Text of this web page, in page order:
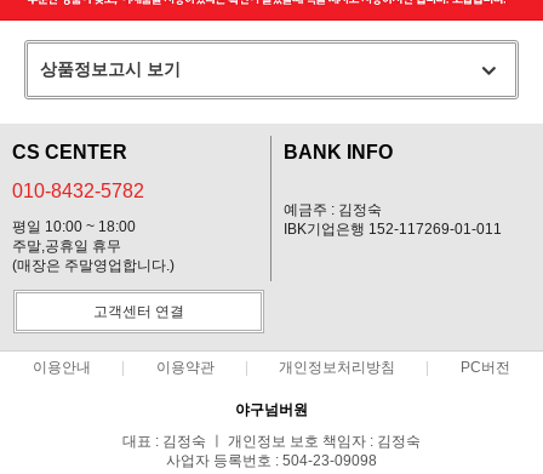
상품정보고시 보기
CS CENTER
010-8432-5782
평일 10:00 ~ 18:00
주말,공휴일 휴무
(매장은 주말영업합니다.)
BANK INFO
예금주 : 김정숙
IBK기업은행 152-117269-01-011
고객센터 연결
이용안내 이용약관 개인정보처리방침 PC버전
야구넘버원
대표 : 김정숙 ㅣ 개인정보 보호 책임자 : 김정숙
사업자 등록번호 : 504-23-09098